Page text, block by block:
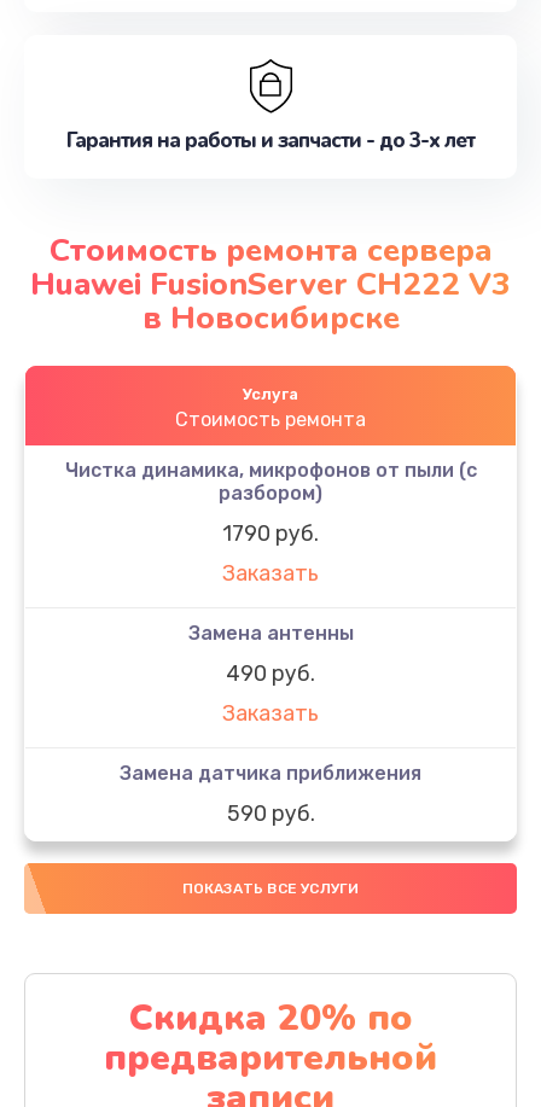
Гарантия на работы и запчасти - до 3-х лет
Стоимость ремонта сервера
Huawei FusionServer CH222 V3
в Новосибирске
Услуга
Стоимость ремонта
Чистка динамика, микрофонов от пыли (с
разбором)
1790 руб.
Заказать
Замена антенны
490 руб.
Заказать
Замена датчика приближения
590 руб.
Заказать
Замена стекла
Обновление ПО
890 руб.
ПОКАЗАТЬ ВСЕ УСЛУГИ
Скидка 20% по
предварительной